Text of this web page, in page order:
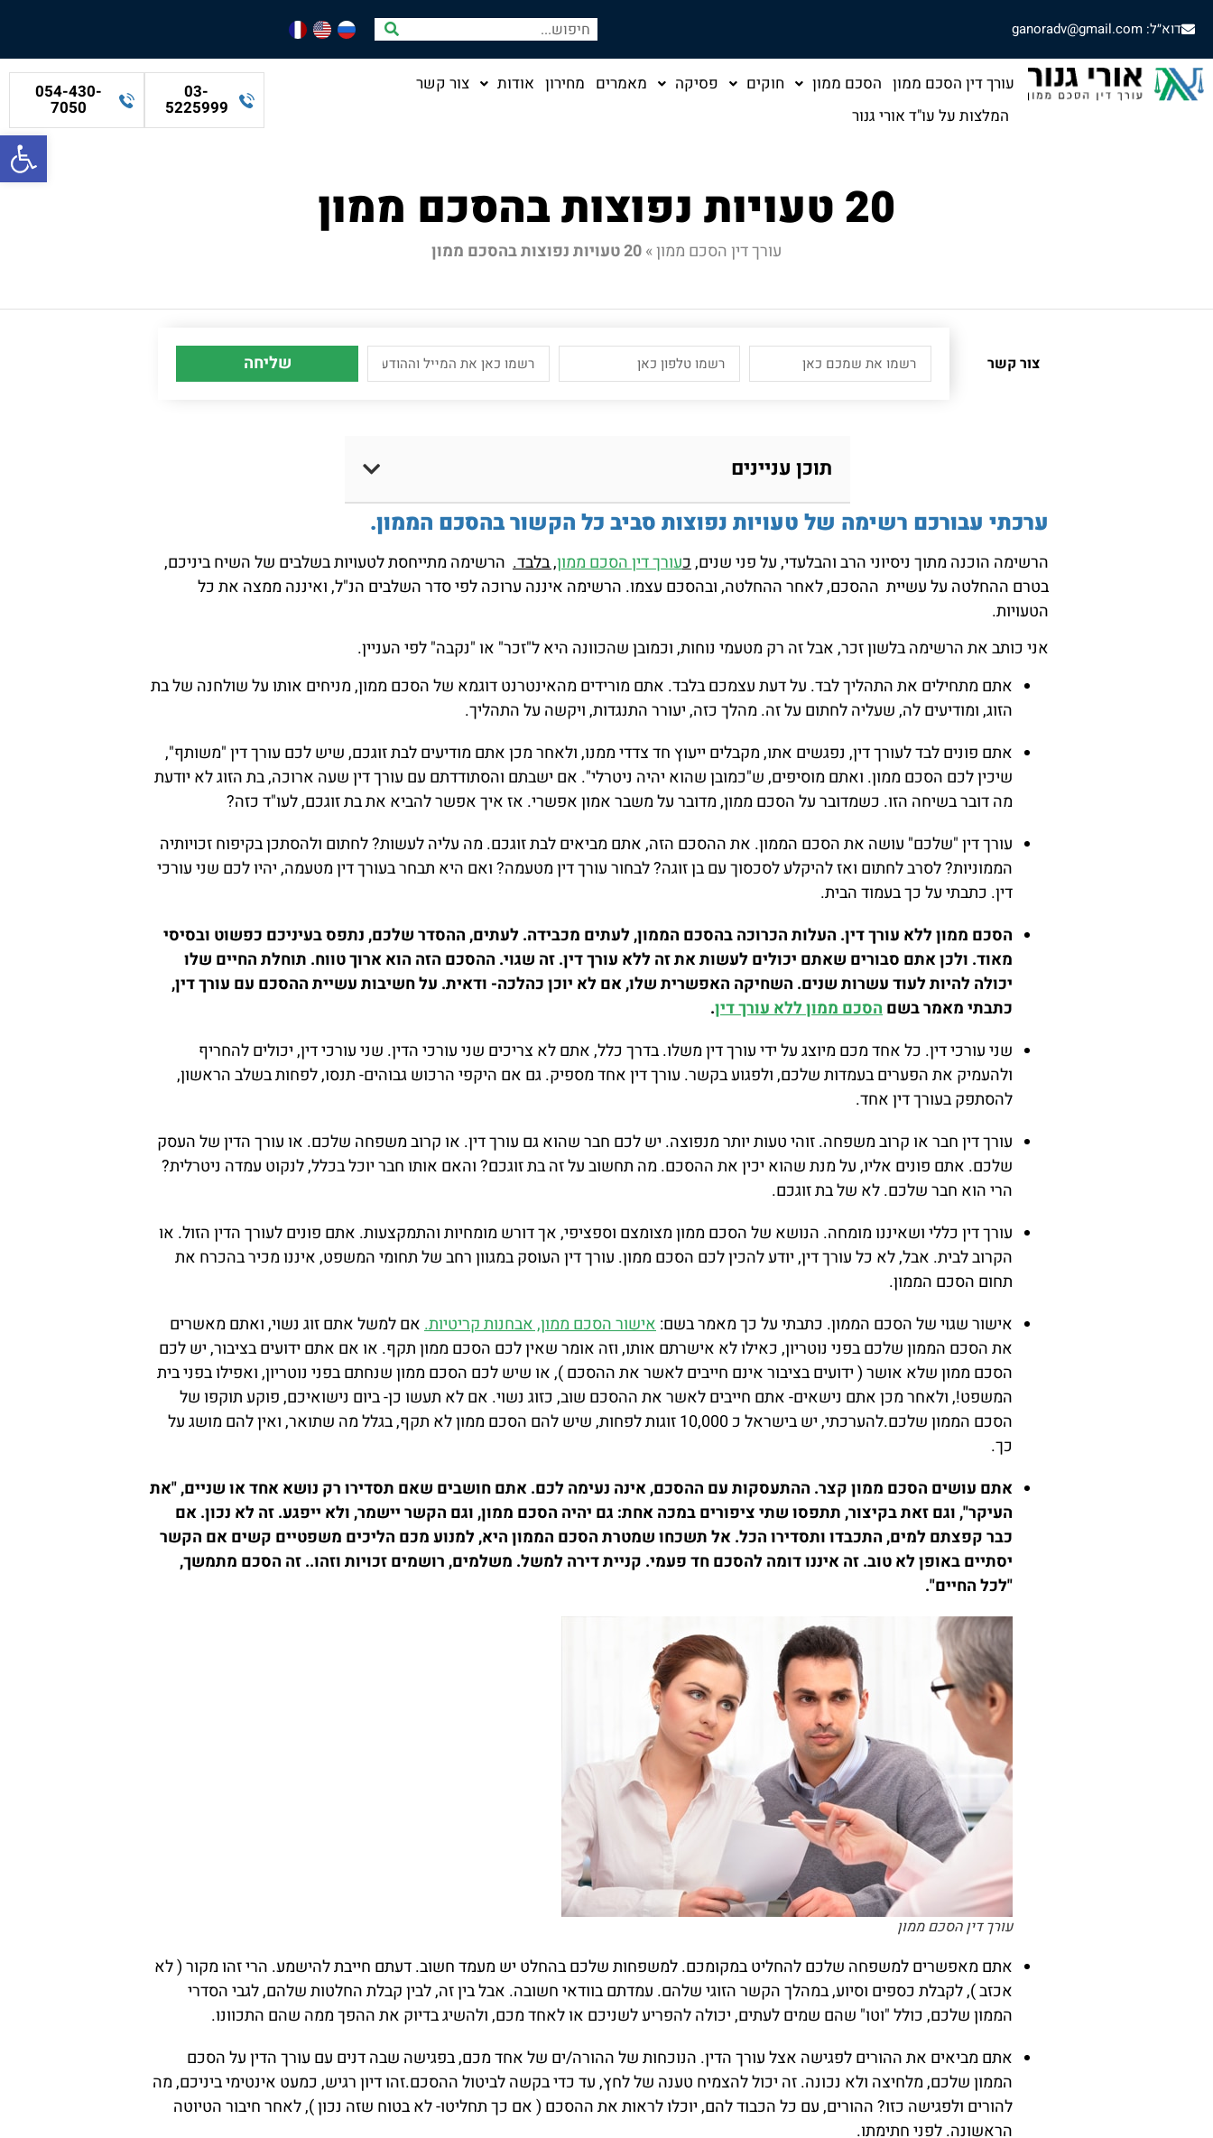
פתח
דוא״ל: ganoradv@gmail.com
עורך דין הסכם ממון הסכם ממון חוקים פסיקה מאמרים מחירון אודות
צור קשר
המלצות על עו"ד אורי גנור
03-
5225999
054-430-
7050
20 טעויות נפוצות בהסכם ממון
עורך דין הסכם ממון»20 טעויות נפוצות בהסכם ממון
צור קשר שליחה
תוכן עניינים
ערכתי עבורכם רשימה של טעויות נפוצות סביב כל הקשור בהסכם הממון.
הרשימה הוכנה מתוך ניסיוני הרב והבלעדי, על פני שנים,כעורך דין הסכם ממון, בלבד. הרשימה מתייחסת לטעויות בשלבים של השיח ביניכם,
בטרם ההחלטה על עשיית ההסכם, לאחר ההחלטה, ובהסכם עצמו. הרשימה איננה ערוכה לפי סדר השלבים הנ"ל, ואיננה ממצה את כל
הטעויות.
אני כותב את הרשימה בלשון זכר, אבל זה רק מטעמי נוחות, וכמובן שהכוונה היא ל"זכר" או "נקבה" לפי העניין.
אתם מתחילים את התהליך לבד. על דעת עצמכם בלבד. אתם מורידים מהאינטרנט דוגמא של הסכם ממון, מניחים אותו על שולחנה של בת
הזוג, ומודיעים לה, שעליה לחתום על זה. מהלך כזה, יעורר התנגדות, ויקשה על התהליך.
אתם פונים לבד לעורך דין, נפגשים אתו, מקבלים ייעוץ חד צדדי ממנו, ולאחר מכן אתם מודיעים לבת זוגכם, שיש לכם עורך דין "משותף",
שיכין לכם הסכם ממון. ואתם מוסיפים, ש"כמובן שהוא יהיה ניטרלי". אם ישבתם והסתודדתם עם עורך דין שעה ארוכה, בת הזוג לא יודעת
מה דובר בשיחה הזו. כשמדובר על הסכם ממון, מדובר על משבר אמון אפשרי. אז איך אפשר להביא את בת זוגכם, לעו"ד כזה?
עורך דין "שלכם" עושה את הסכם הממון. את ההסכם הזה, אתם מביאים לבת זוגכם. מה עליה לעשות? לחתום ולהסתכן בקיפוח זכויותיה
הממוניות? לסרב לחתום ואז להיקלע לסכסוך עם בן זוגה? לבחור עורך דין מטעמה? ואם היא תבחר בעורך דין מטעמה, יהיו לכם שני עורכי
דין. כתבתי על כך בעמוד הבית.
הסכם ממון ללא עורך דין. העלות הכרוכה בהסכם הממון, לעתים מכבידה. לעתים, ההסדר שלכם, נתפס בעיניכם כפשוט ובסיסי
מאוד. ולכן אתם סבורים שאתם יכולים לעשות את זה ללא עורך דין. זה שגוי. ההסכם הזה הוא ארוך טווח. תוחלת החיים שלו
יכולה להיות לעוד עשרות שנים. השחיקה האפשרית שלו, אם לא יוכן כהלכה- ודאית. על חשיבות עשיית ההסכם עם עורך דין,
כתבתי מאמר בשםהסכם ממון ללא עורך דין.
שני עורכי דין. כל אחד מכם מיוצג על ידי עורך דין משלו. בדרך כלל, אתם לא צריכים שני עורכי הדין. שני עורכי דין, יכולים להחריף
ולהעמיק את הפערים בעמדות שלכם, ולפגוע בקשר. עורך דין אחד מספיק. גם אם היקפי הרכוש גבוהים- תנסו, לפחות בשלב הראשון,
להסתפק בעורך דין אחד.
עורך דין חבר או קרוב משפחה. זוהי טעות יותר מנפוצה. יש לכם חבר שהוא גם עורך דין. או קרוב משפחה שלכם. או עורך הדין של העסק
שלכם. אתם פונים אליו, על מנת שהוא יכין את ההסכם. מה תחשוב על זה בת זוגכם? והאם אותו חבר יוכל בכלל, לנקוט עמדה ניטרלית?
הרי הוא חבר שלכם. לא של בת זוגכם.
עורך דין כללי ושאיננו מומחה. הנושא של הסכם ממון מצומצם וספציפי, אך דורש מומחיות והתמקצעות. אתם פונים לעורך הדין הזול. או
הקרוב לבית. אבל, לא כל עורך דין, יודע להכין לכם הסכם ממון. עורך דין העוסק במגוון רחב של תחומי המשפט, איננו מכיר בהכרח את
תחום הסכם הממון.
אישור שגוי של הסכם הממון. כתבתי על כך מאמר בשם:אישור הסכם ממון, אבחנות קריטיות.אם למשל אתם זוג נשוי, ואתם מאשרים
את הסכם הממון שלכם בפני נוטריון, כאילו לא אישרתם אותו, וזה אומר שאין לכם הסכם ממון תקף. או אם אתם ידועים בציבור, יש לכם
הסכם ממון שלא אושר ( ידועים בציבור אינם חייבים לאשר את ההסכם ), או שיש לכם הסכם ממון שנחתם בפני נוטריון, ואפילו בפני בית
המשפט!, ולאחר מכן אתם נישאים- אתם חייבים לאשר את ההסכם שוב, כזוג נשוי. אם לא תעשו כן- ביום נישואיכם, פוקע תוקפו של
הסכם הממון שלכם.להערכתי, יש בישראל כ 10,000 זוגות לפחות, שיש להם הסכם ממון לא תקף, בגלל מה שתואר, ואין להם מושג על
כך.
אתם עושים הסכם ממון קצר. ההתעסקות עם ההסכם, אינה נעימה לכם. אתם חושבים שאם תסדירו רק נושא אחד או שניים, "את
העיקר", וגם זאת בקיצור, תתפסו שתי ציפורים במכה אחת: גם יהיה הסכם ממון, וגם הקשר יישמר, ולא ייפגע. זה לא נכון. אם
כבר קפצתם למים, התכבדו ותסדירו הכל. אל תשכחו שמטרת הסכם הממון היא, למנוע מכם הליכים משפטיים קשים אם הקשר
יסתיים באופן לא טוב. זה איננו דומה להסכם חד פעמי. קניית דירה למשל. משלמים, רושמים זכויות וזהו.. זה הסכם מתמשך,
"לכל החיים".
עורך דין הסכם ממון
אתם מאפשרים למשפחה שלכם להחליט במקומכם. למשפחות שלכם בהחלט יש מעמד חשוב. דעתם חייבת להישמע. הרי זהו מקור ( לא
אכזב ), לקבלת כספים וסיוע, במהלך הקשר הזוגי שלהם. עמדתם בוודאי חשובה. אבל בין זה, לבין קבלת החלטות שלהם, לגבי הסדרי
הממון שלכם, כולל "וטו" שהם שמים לעתים, יכולה להפריע לשניכם או לאחד מכם, ולהשיג בדיוק את ההפך ממה שהם התכוונו.
אתם מביאים את ההורים לפגישה אצל עורך הדין. הנוכחות של ההורה/ים של אחד מכם, בפגישה שבה דנים עם עורך הדין על הסכם
הממון שלכם, מלחיצה ולא נכונה. זה יכול להצמיח טענה של לחץ, עד כדי בקשה לביטול ההסכם.זהו דיון רגיש, כמעט אינטימי ביניכם, מה
להורים ולפגישה כזו? ההורים, עם כל הכבוד להם, יוכלו לראות את ההסכם ( אם כך תחליטו- לא בטוח שזה נכון ), לאחר חיבור הטיוטה
הראשונה. לפני חתימתו.